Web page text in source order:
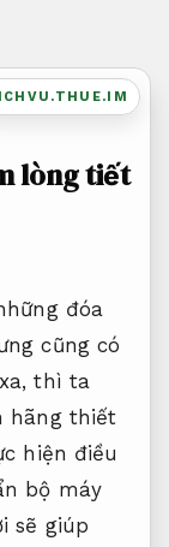
lòng tiết
đóa
cũng có
thì ta
hãng thiết
hiện điều
bộ máy
sẽ giúp